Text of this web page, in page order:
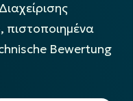
, πιστοποιημένα
Bewertung